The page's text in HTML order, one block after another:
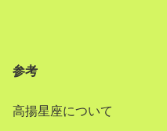
参考
高揚星座について